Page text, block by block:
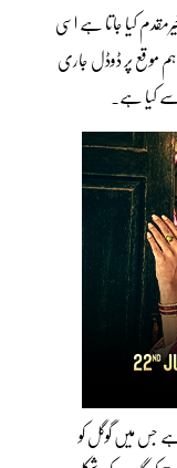
کیا جاتا ہے اسی
موقع پر ڈوڈل جاری
کیا ہے۔
کیا ہے جس میں گوگل کو